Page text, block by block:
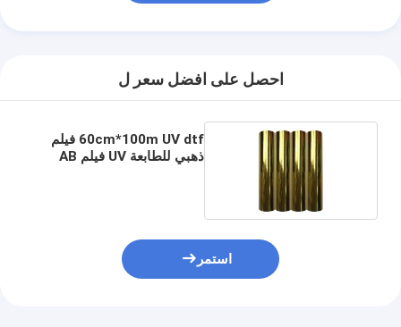
احصل على افضل سعر ل
60cm*100m UV dtf فيلم
ذهبي للطابعة UV فيلم AB
استمر